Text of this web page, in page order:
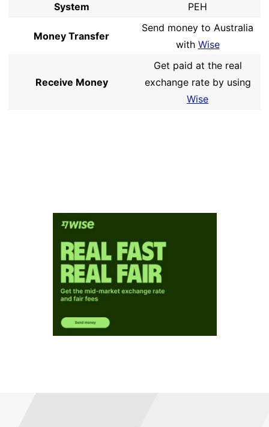
System
PEH
Money Transfer
Send money to Australia
with Wise
Receive Money
Get paid at the real
exchange rate by using
Wise